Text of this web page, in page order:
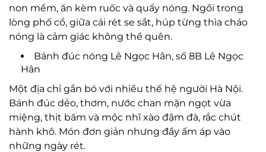
non mềm, ăn kèm ruốc và quẩy nóng. Ngồi trong
lòng phố cổ, giữa cái rét se sắt, húp từng thìa cháo
nóng là cảm giác không thể quên.
Bánh đúc nóng Lê Ngọc Hân, số 8B Lê Ngọc
Hân
Một địa chỉ gắn bó với nhiều thế hệ người Hà Nội.
Bánh đúc dẻo, thơm, nước chan mặn ngọt vừa
miệng, thịt băm và mộc nhĩ xào đậm đà, rắc chút
hành khô. Món đơn giản nhưng đầy ấm áp vào
những ngày rét.